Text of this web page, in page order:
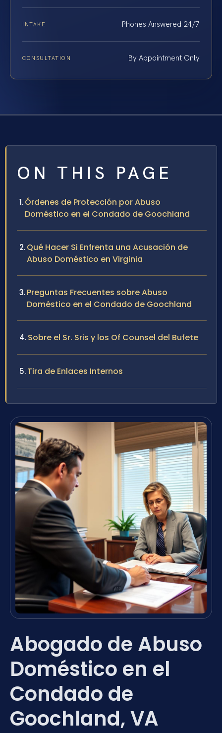
INTAKE Phones Answered 24/7
CONSULTATION By Appointment Only
ON THIS PAGE
Órdenes de Protección por Abuso
Doméstico en el Condado de Goochland
Qué Hacer Si Enfrenta una Acusación de
Abuso Doméstico en Virginia
Preguntas Frecuentes sobre Abuso
Doméstico en el Condado de Goochland
Sobre el Sr. Sris y los Of Counsel del Bufete
Tira de Enlaces Internos
Abogado de Abuso
Doméstico en el
Condado de
Goochland, VA